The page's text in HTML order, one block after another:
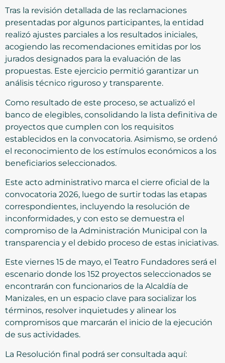
Tras la revisión detallada de las reclamaciones
presentadas por algunos participantes, la entidad
realizó ajustes parciales a los resultados iniciales,
acogiendo las recomendaciones emitidas por los
jurados designados para la evaluación de las
propuestas. Este ejercicio permitió garantizar un
análisis técnico riguroso y transparente.
Como resultado de este proceso, se actualizó el
banco de elegibles, consolidando la lista definitiva de
proyectos que cumplen con los requisitos
establecidos en la convocatoria. Asimismo, se ordenó
el reconocimiento de los estímulos económicos a los
beneficiarios seleccionados.
Este acto administrativo marca el cierre oficial de la
convocatoria 2026, luego de surtir todas las etapas
correspondientes, incluyendo la resolución de
inconformidades, y con esto se demuestra el
compromiso de la Administración Municipal con la
transparencia y el debido proceso de estas iniciativas.
Este viernes 15 de mayo, el Teatro Fundadores será el
escenario donde los 152 proyectos seleccionados se
encontrarán con funcionarios de la Alcaldía de
Manizales, en un espacio clave para socializar los
términos, resolver inquietudes y alinear los
compromisos que marcarán el inicio de la ejecución
de sus actividades.
La Resolución final podrá ser consultada aquí: